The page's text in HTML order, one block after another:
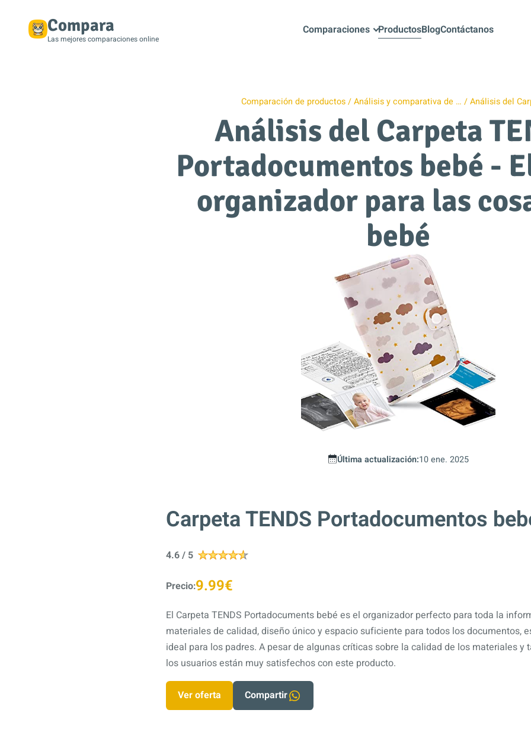
Compara
Las mejores comparaciones online
Comparaciones ProductosBlogContáctanos
Comparación de productos Análisis y comparativa de … Análisis del
Análisis del Carpeta
Portadocumentos bebé -
organizador para las
bebé
Última actualización:10 ene. 2025
Carpeta TENDS Portadocumentos
4.6 / 5
Precio:9.99€
El Carpeta TENDS Portadocuments bebé es el organizador perfecto para toda la
materiales de calidad, diseño único y espacio suficiente para todos los documentos,
ideal para los padres. A pesar de algunas críticas sobre la calidad de los materiales y
los usuarios están muy satisfechos con este producto.
Ver oferta Compartir